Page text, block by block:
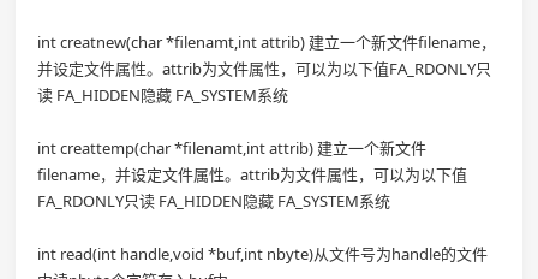
int creatnew(char *filenamt,int attrib) 建立一个新文件filename，
并设定文件属性。attrib为文件属性，可以为以下值FA_RDONLY只
读 FA_HIDDEN隐藏 FA_SYSTEM系统
int creattemp(char *filenamt,int attrib) 建立一个新文件
filename，并设定文件属性。attrib为文件属性，可以为以下值
FA_RDONLY只读 FA_HIDDEN隐藏 FA_SYSTEM系统
int read(int handle,void *buf,int nbyte)从文件号为handle的文件